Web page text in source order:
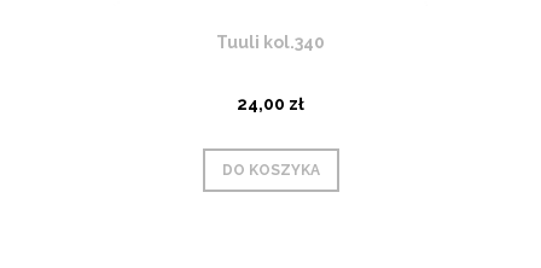
Tuuli kol.340
24,00 zł
DO KOSZYKA